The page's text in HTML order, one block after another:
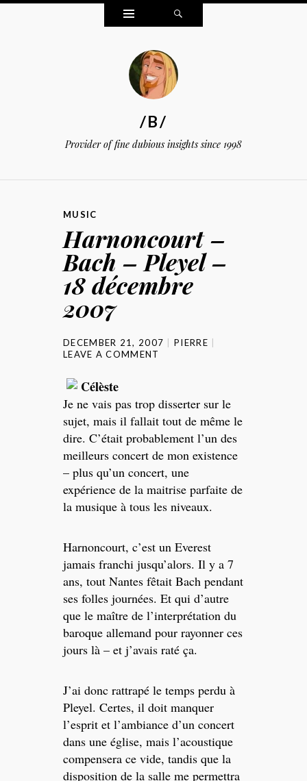
Widgets
/B/
Provider of fine dubious insights since 1998
MUSIC
Harnoncourt –
Bach – Pleyel –
18 décembre
2007
DECEMBER 21, 2007
PIERRE
LEAVE A COMMENT
Célèste
Je ne vais pas trop disserter sur le
sujet, mais il fallait tout de même le
dire. C’était probablement l’un des
meilleurs concert de mon existence
– plus qu’un concert, une
expérience de la maitrise parfaite de
la musique à tous les niveaux.
Harnoncourt, c’est un Everest
jamais franchi jusqu’alors. Il y a 7
ans, tout Nantes fêtait Bach pendant
ses folles journées. Et qui d’autre
que le maître de l’interprétation du
baroque allemand pour rayonner ces
jours là – et j’avais raté ça.
J’ai donc rattrapé le temps perdu à
Pleyel. Certes, il doit manquer
l’esprit et l’ambiance d’un concert
dans une église, mais l’acoustique
compensera ce vide, tandis que la
disposition de la salle me permettra